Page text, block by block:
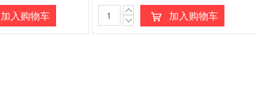
加入购物车 加入购物车